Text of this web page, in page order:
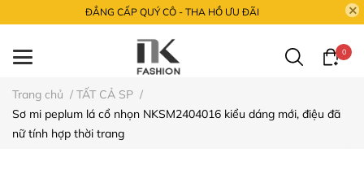
ĐẲNG CẤP QUÝ CÔ - THA HỒ ƯU ĐÃI
0
Trang chủ / TẤT CẢ SP /
Sơ mi peplum lá cổ nhọn NKSM2404016 kiểu dáng mới, điệu đã
nữ tính hợp thời trang